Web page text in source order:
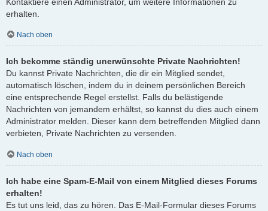
erhalten.
Nach oben
Ich bekomme ständig unerwünschte Private Nachrichten!
Du kannst Private Nachrichten, die dir ein Mitglied sendet,
automatisch löschen, indem du in deinem persönlichen Bereich
eine entsprechende Regel erstellst. Falls du belästigende
Nachrichten von jemandem erhältst, so kannst du dies auch einem
Administrator melden. Dieser kann dem betreffenden Mitglied dann
verbieten, Private Nachrichten zu versenden.
Nach oben
Ich habe eine Spam-E-Mail von einem Mitglied dieses Forums
erhalten!
Es tut uns leid, das zu hören. Das E-Mail-Formular dieses Forums